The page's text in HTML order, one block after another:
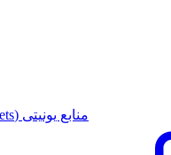
منابع یونیتی (Unity Assets)